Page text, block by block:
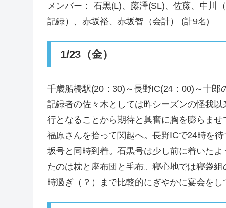
メンバー： 石黒(L)、藤澤(SL)、佐藤、中川
記録）、赤坂裕、赤坂智（会計） (計9名)
1/23（金）
千歳船橋駅(20：30)～長野IC(24：00)～十郎
記録者の佐々木としては昨シーズンの怪我
行となることから期待と興奮に胸を膨らま
福原さんを拾って関越へ。長野ICで24時を
坂号と同時到着。石黒号は少し前に着いた
たのは枕と座布団と毛布。寝心地では寝袋
時過ぎ（？）まで比較的にぎやかに宴会をし